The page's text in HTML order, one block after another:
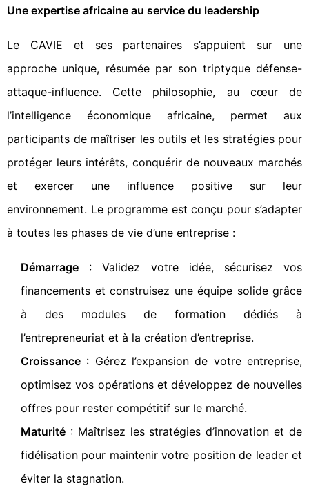
Une expertise africaine au service du leadership
Le CAVIE et ses partenaires s’appuient sur une
approche unique, résumée par son triptyque défense-
attaque-influence. Cette philosophie, au cœur de
l’intelligence économique africaine, permet aux
participants de maîtriser les outils et les stratégies pour
protéger leurs intérêts, conquérir de nouveaux marchés
et exercer une influence positive sur leur
environnement. Le programme est conçu pour s’adapter
à toutes les phases de vie d’une entreprise :
Démarrage : Validez votre idée, sécurisez vos
financements et construisez une équipe solide grâce
à des modules de formation dédiés à
l’entrepreneuriat et à la création d’entreprise.
Croissance : Gérez l’expansion de votre entreprise,
optimisez vos opérations et développez de nouvelles
offres pour rester compétitif sur le marché.
Maturité : Maîtrisez les stratégies d’innovation et de
fidélisation pour maintenir votre position de leader et
éviter la stagnation.